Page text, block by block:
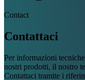
Contact
Contattaci
Per informazioni
nostri prodotti, il nostro
Contattaci tramite i